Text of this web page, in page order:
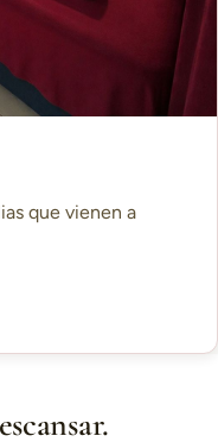
que vienen a